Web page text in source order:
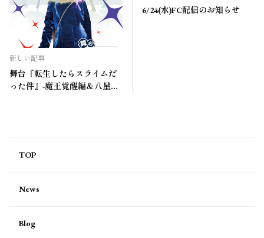
新しい記事
舞台『転生したらスライムだ
った件』-魔王覚醒編＆八星輝
6/24(水)FC配信のお知らせ
TOP
News
Blog